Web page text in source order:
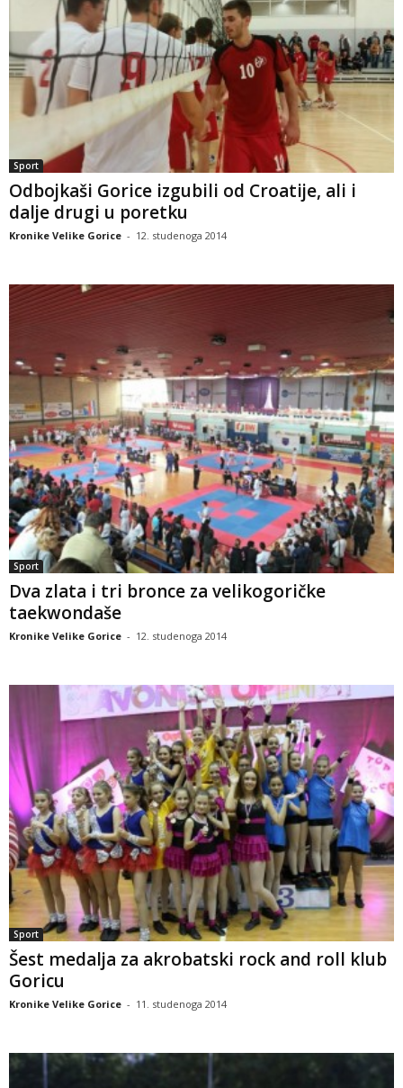
Sport
Odbojkaši Gorice izgubili od Croatije, ali i
dalje drugi u poretku
Kronike Velike Gorice - 12. studenoga 2014
Sport
Dva zlata i tri bronce za velikogoričke
taekwondaše
Kronike Velike Gorice - 12. studenoga 2014
Sport
Šest medalja za akrobatski rock and roll klub
Goricu
Kronike Velike Gorice - 11. studenoga 2014